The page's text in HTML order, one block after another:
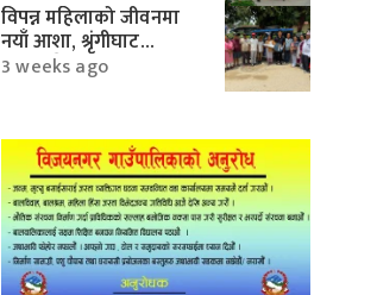
विपन्न महिलाको जीवनमा
नयाँ आशा, श्रृंगीघाट
सामुदायिक वनबाट ई–
3 weeks ago